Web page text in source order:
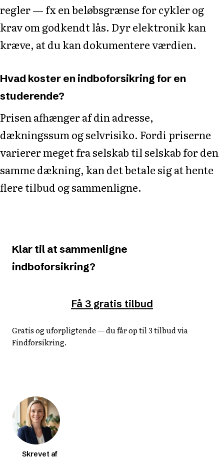
regler — fx en beløbsgrænse for cykler og
krav om godkendt lås. Dyr elektronik kan
kræve, at du kan dokumentere værdien.
Hvad koster en indboforsikring for en
studerende?
Prisen afhænger af din adresse,
dækningssum og selvrisiko. Fordi priserne
varierer meget fra selskab til selskab for den
samme dækning, kan det betale sig at hente
flere tilbud og sammenligne.
Klar til at sammenligne
indboforsikring?
Få 3 gratis tilbud
Gratis og uforpligtende — du får op til 3 tilbud via
Findforsikring.
Skrevet af